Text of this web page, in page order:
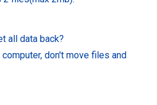
all data back?
don't move files and